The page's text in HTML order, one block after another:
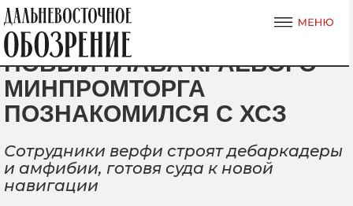
НОВЫЙ ГЛАВА КРАЕВОГО
МИНПРОМТОРГА
ПОЗНАКОМИЛСЯ С ХСЗ
Сотрудники верфи строят дебаркадеры
и амфибии, готовя суда к новой
навигации